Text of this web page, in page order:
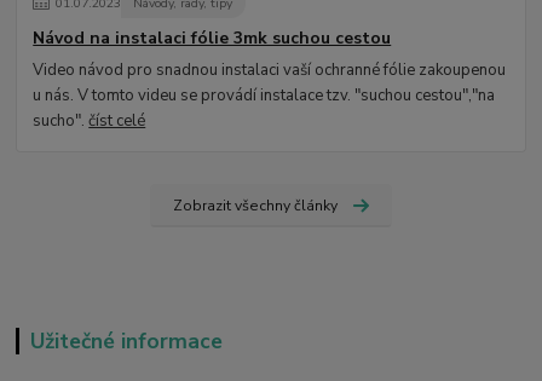
Návod na instalaci fólie 3mk suchou cestou
Video návod pro snadnou instalaci vaší ochranné fólie zakoupenou
u nás. V tomto videu se provádí instalace tzv. "suchou cestou","na
sucho".číst celé
Zobrazit všechny články
Užitečné informace